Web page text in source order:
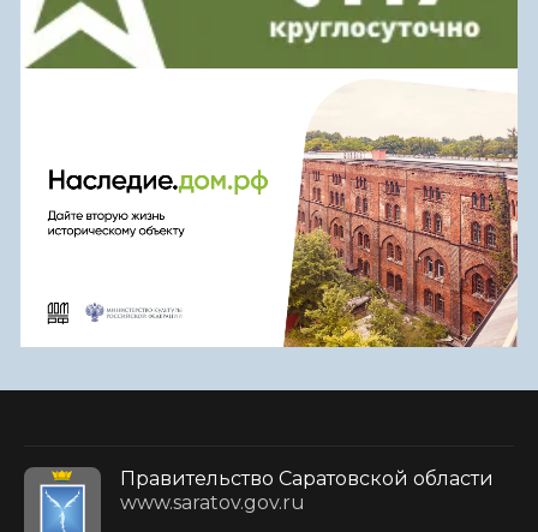
Правительство Саратовской области
www.saratov.gov.ru